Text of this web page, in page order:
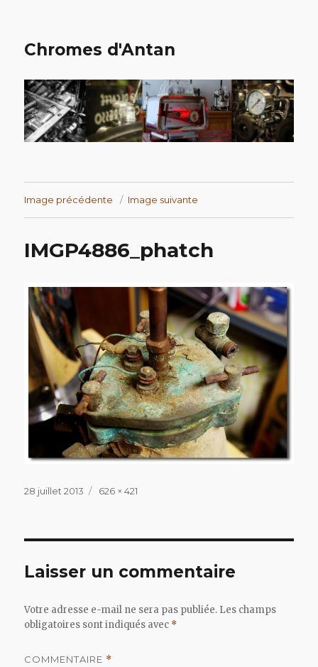
Chromes d'Antan
Image précédente Image suivante
IMGP4886_phatch
Publié
28 juillet 2013
Taille
626 × 421
Laisser un commentaire
Votre adresse e-mail ne sera pas publiée. Les champs
obligatoires sont indiqués avec *
COMMENTAIRE *